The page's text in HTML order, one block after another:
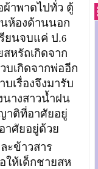
ผ้าพาดไปทั่ว ตู้
ห้องด้านนอก
ยนจบแค่ ป.6
หรัถเกิดจาก
บเกิดจากพ่ออีก
บเรื่องจึงมารับ
างสาวน้ำฝน
าติที่อาศัยอยู่
าศัยอยู่ด้วย
ข้าวสาร
ให้เด็กชายสห